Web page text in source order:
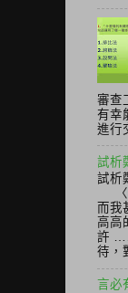
審查
有幸
進行
試析
試析
〈
而我
高高
許
待，
言必